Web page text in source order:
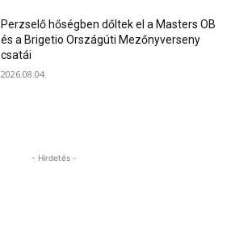
Perzselő hőségben dőltek el a Masters OB
és a Brigetio Országúti Mezőnyverseny
csatái
2026.08.04.
- Hirdetés -